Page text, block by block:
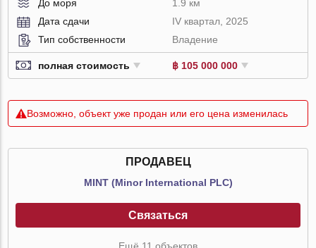
До моря
1.9 км
Дата сдачи
IV квартал, 2025
Тип собственности
Владение
полная стоимость ฿ 105 000 000
Возможно, объект уже продан или его цена изменилась
ПРОДАВЕЦ
MINT (Minor International PLC)
Связаться
Ещё 11 объектов